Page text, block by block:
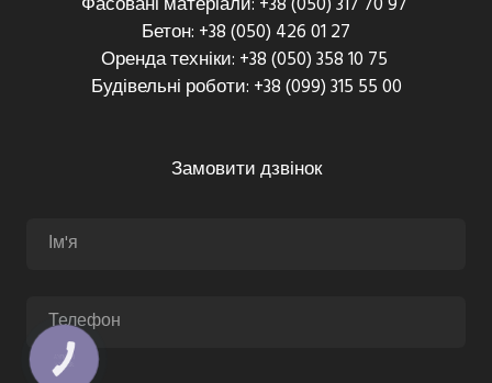
Бетон: +38 (050) 426 01 27
Оренда техніки: +38 (050) 358 10 75
Будівельні роботи: +38 (099) 315 55 00
Замовити дзвінок
КНОПКА
ЗВ'ЯЗКУ